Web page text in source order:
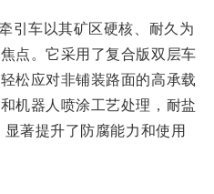
引车以其矿区硬核、耐久为
点。它采用了复合版双层车
松应对非铺装路面的高承载
机器人喷涂工艺处理，耐盐
著提升了防腐能力和使用